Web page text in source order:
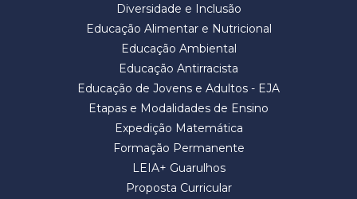
Diversidade e Inclusão
Educação Alimentar e Nutricional
Educação Ambiental
Educação Antirracista
Educação de Jovens e Adultos - EJA
Etapas e Modalidades de Ensino
Expedição Matemática
Formação Permanente
LEIA+ Guarulhos
Proposta Curricular